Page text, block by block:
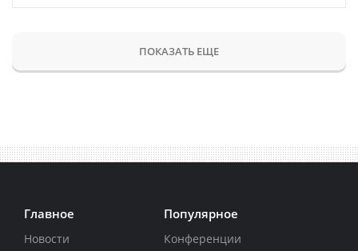
ПОКАЗАТЬ ЕЩЕ
Главное
Новости
Популярное
Конференции